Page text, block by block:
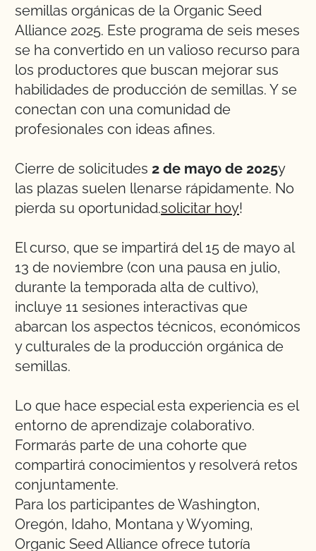
semillas orgánicas de la Organic Seed
Alliance 2025. Este programa de seis meses
se ha convertido en un valioso recurso para
los productores que buscan mejorar sus
habilidades de producción de semillas. Y se
conectan con una comunidad de
profesionales con ideas afines.
Cierre de solicitudes 2 de mayo de 2025y
las plazas suelen llenarse rápidamente. No
pierda su oportunidad.solicitar hoy!
El curso, que se impartirá del 15 de mayo al
13 de noviembre (con una pausa en julio,
durante la temporada alta de cultivo),
incluye 11 sesiones interactivas que
abarcan los aspectos técnicos, económicos
y culturales de la producción orgánica de
semillas.
Lo que hace especial esta experiencia es el
entorno de aprendizaje colaborativo.
Formarás parte de una cohorte que
compartirá conocimientos y resolverá retos
conjuntamente.
Para los participantes de Washington,
Oregón, Idaho, Montana y Wyoming,
Organic Seed Alliance ofrece tutoría